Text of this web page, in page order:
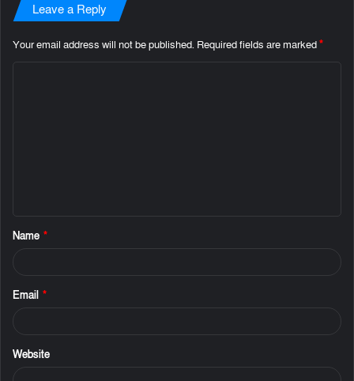
Leave a Reply
Your email address will not be published. Required fields are marked*
*Name *
Email *
Website